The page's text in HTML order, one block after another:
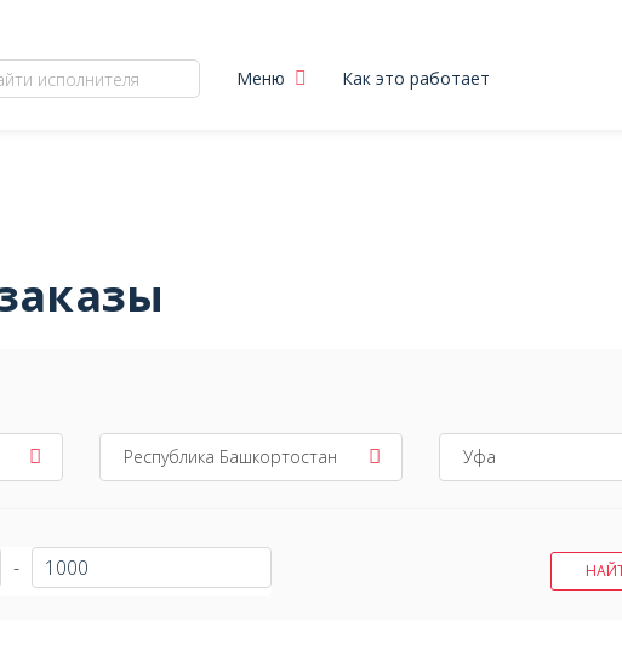
Меню Как это работает
Республика Башкортостан Уфа
-